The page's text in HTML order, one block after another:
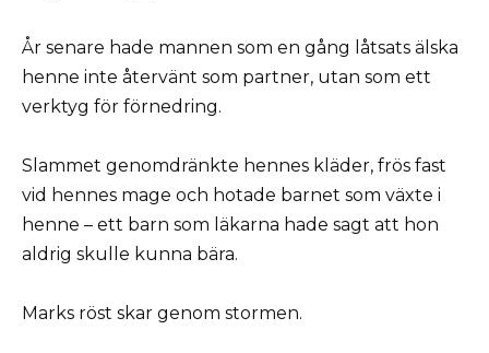
År senare hade mannen som en gång låtsats älska
henne inte återvänt som partner, utan som ett
verktyg för förnedring.
Slammet genomdränkte hennes kläder, frös fast
vid hennes mage och hotade barnet som växte i
henne – ett barn som läkarna hade sagt att hon
aldrig skulle kunna bära.
Marks röst skar genom stormen.